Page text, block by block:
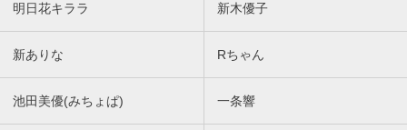
明日花キララ 新木優子
新ありな Rちゃん
池田美優(みちょぱ) 一条響